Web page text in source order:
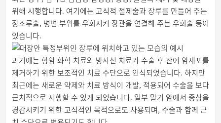
위해 시행합니다. 여기에는 고식적 절제술과 장루를 만들어 주는
장조루술, 병변 부위를 우회시켜 장관을 연결해 주는 우회술 등이
있습니다.
과거에는 항암 화학 치료와 방사선 치료가 수술 후 잔여 암세포를
제거하기 위한 보조적인 치료 수단으로 인식되었습니다. 하지만
최근에는 새로운 약제와 치료 방식이 개발, 적용되어 수술을 보다
근치적으로 시행할 수 있게 되었습니다. 일부 말기 암에서 증상을
경감시키기 위한 고식적인 목적으로도 사용되며, 수술과 함께 근